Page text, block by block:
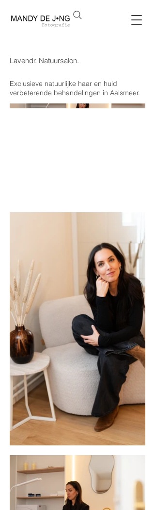
Lavendr. Natuursalon.
Exclusieve natuurlijke haar en huid
verbeterende behandelingen in Aalsmeer.